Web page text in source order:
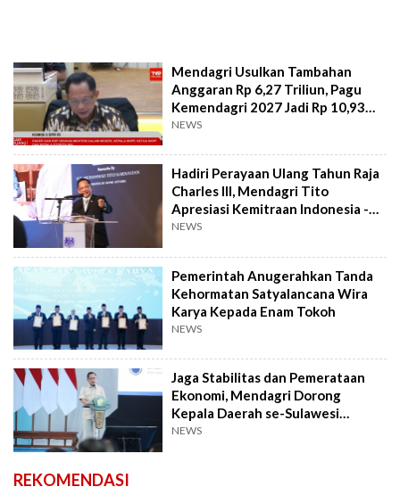
Mendagri Usulkan Tambahan
Anggaran Rp 6,27 Triliun, Pagu
Kemendagri 2027 Jadi Rp 10,93
Triliun
NEWS
Hadiri Perayaan Ulang Tahun Raja
Charles III, Mendagri Tito
Apresiasi Kemitraan Indonesia -
Inggris
NEWS
Pemerintah Anugerahkan Tanda
Kehormatan Satyalancana Wira
Karya Kepada Enam Tokoh
NEWS
Jaga Stabilitas dan Pemerataan
Ekonomi, Mendagri Dorong
Kepala Daerah se-Sulawesi
Perkuat Sinergitas
NEWS
REKOMENDASI